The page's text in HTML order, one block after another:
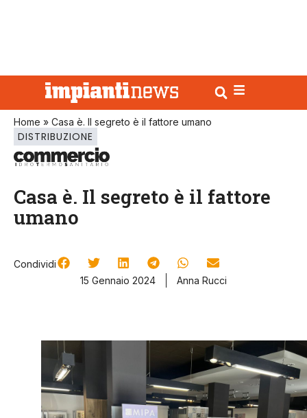
Home » Casa è. Il segreto è il fattore umano
DISTRIBUZIONE
Casa è. Il segreto è il fattore
umano
Condividi
15 Gennaio 2024
Anna Rucci